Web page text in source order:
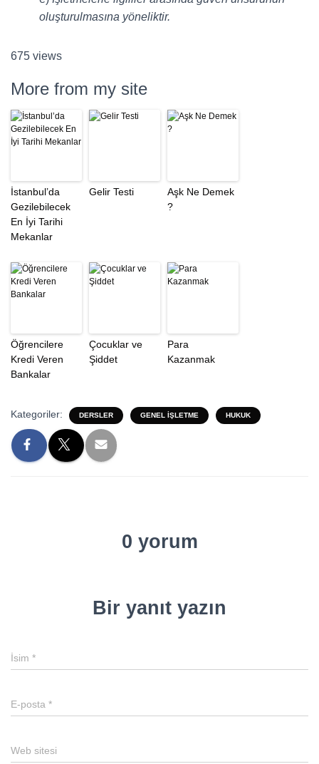
oluşturulmasına yöneliktir.
675 views
More from my site
İstanbul’da
Gezilebilecek
En İyi Tarihi
Mekanlar
Gelir Testi
Aşk Ne Demek
?
Öğrencilere
Kredi Veren
Bankalar
Çocuklar ve
Şiddet
Para
Kazanmak
Kategoriler: DERSLER GENEL İŞLETME HUKUK
0 yorum
Bir yanıt yazın
İsim *
E-posta *
Web sitesi